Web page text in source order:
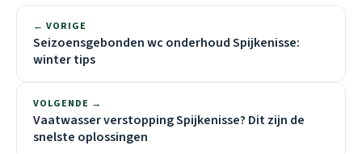
← VORIGE
Seizoensgebonden wc onderhoud Spijkenisse:
winter tips
VOLGENDE →
Vaatwasser verstopping Spijkenisse? Dit zijn de
snelste oplossingen